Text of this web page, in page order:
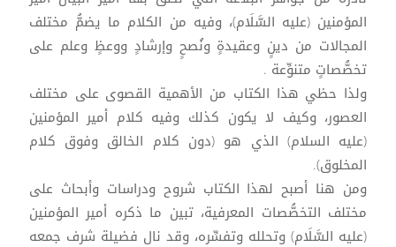
المؤمنين (عليه السَّلَام)، وفيه من الكلام ما يضمُّ مختلف
المجالات من دينٍ وعقيدةٍ ونُصحٍ وإرشادٍ ووعظٍ وعلم على
تخصُّصاتٍ متنوِّعة .
ولذا حظي هذا الكتاب من الأهمية القصوى على مختلف
العصور، وكيف لا يكون كذلك وفيه كلام أمير المؤمنين
(عليه السلام) الذي هو (دون كلام الخالق وفوق كلام
المخلوق).
ومن هنا أصبح لهذا الكتاب شروح ودراسات وأبحاث على
مختلف التخصُّصات المعرفية، تبين ما ذكره أمير المؤمنين
(عليه السَّلَام) وتحلله وتفسِّره، وقد نال فضيلة شرف جمعه